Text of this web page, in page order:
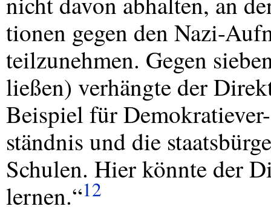
tionen gegen den Nazi-
teilzunehmen. Gegen
ließen) verhängte der
Beispiel für Demokratiever-
ständnis und die
Schulen. Hier könnte der
lernen.“12